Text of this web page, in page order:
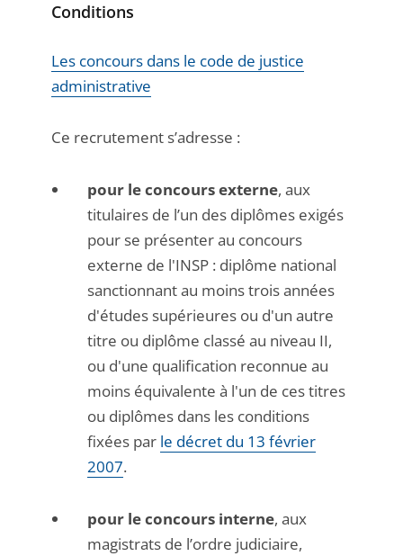
Conditions
Les concours dans le code de justice
administrative
Ce recrutement s’adresse :
pour le concours externe, aux
titulaires de l’un des diplômes exigés
pour se présenter au concours
externe de l'INSP : diplôme national
sanctionnant au moins trois années
d'études supérieures ou d'un autre
titre ou diplôme classé au niveau II,
ou d'une qualification reconnue au
moins équivalente à l'un de ces titres
ou diplômes dans les conditions
fixées par le décret du 13 février
2007.
pour le concours interne, aux
magistrats de l’ordre judiciaire,